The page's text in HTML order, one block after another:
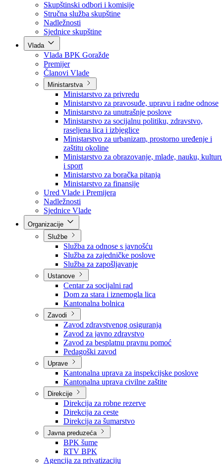
Poslanici po strankama
Poslanici po klubovima naroda
Kolegij skupštine
Skupštinski odbori i komisije
Stručna služba skupštine
Nadležnosti
Sjednice skupštine
Vlada
Vlada BPK Goražde
Premijer
Članovi Vlade
Ministarstva
Ministarstvo za privredu
Ministarstvo za pravosuđe, upravu i radne odnose
Ministarstvo za unutrašnje poslove
Ministarstvo za socijalnu politiku, zdravstvo,
raseljena lica i izbjeglice
Ministarstvo za urbanizam, prostorno uređenje i
zaštitu okoline
Ministarstvo za obrazovanje, mlade, nauku,
i sport
Ministarstvo za boračka pitanja
Ministarstvo za finansije
Ured Vlade i Premijera
Nadležnosti
Sjednice Vlade
Službe
Služba za odnose s javnošću
Služba za zajedničke poslove
Služba za zapošljavanje
Ustanove
Centar za socijalni rad
Dom za stara i iznemogla lica
Kantonalna bolnica
Zavodi
Zavod zdravstvenog osiguranja
Zavod za javno zdravstvo
Zavod za besplatnu pravnu pomoć
Pedagoški zavod
Uprave
Kantonalna uprava za inspekcijske poslove
Kantonalna uprava civilne zaštite
Direkcije
Direkcija za robne rezerve
Direkcija za ceste
Direkcija za šumarstvo
Javna preduzeća